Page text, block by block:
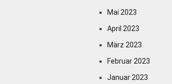
Mai 2023
April 2023
März 2023
Februar 2023
Januar 2023